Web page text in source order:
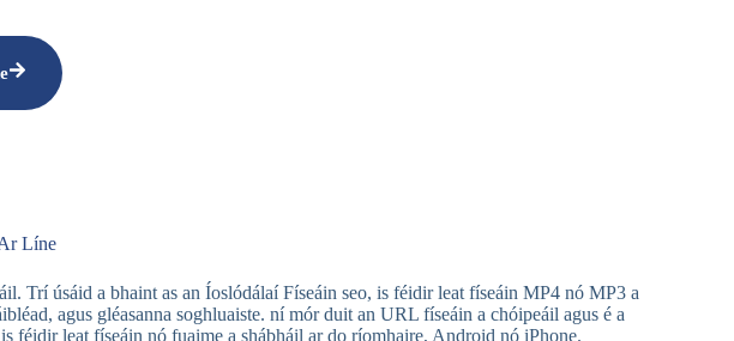
Líne
Trí úsáid a bhaint as an Íoslódálaí Físeáin seo, is féidir leat físeáin MP4 nó MP3 a
agus gléasanna soghluaiste. ní mór duit an URL físeáin a chóipeáil agus é a
féidir leat físeáin nó fuaime a shábháil ar do ríomhaire, Android nó iPhone.